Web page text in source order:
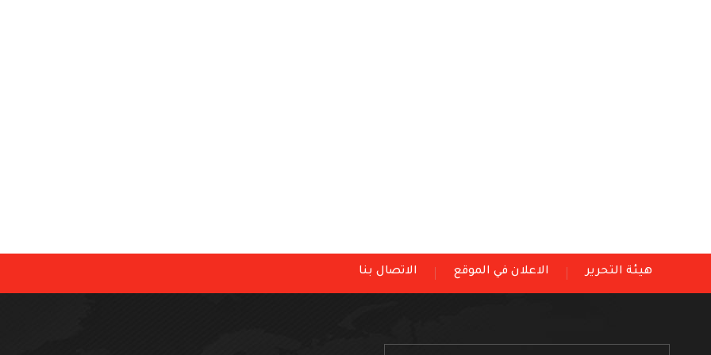
هيئة التحرير الاعلان في الموقع الاتصال بنا